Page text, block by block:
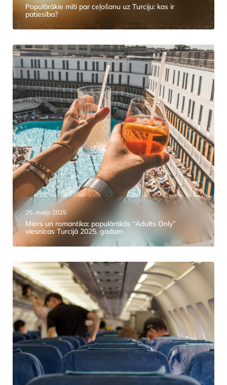
Populārākie mīti par ceļošanu uz Turciju: kas ir
patiesība?
25. maijs 2025
Miers un romantika: populārākās “Adults Only”
viesnīcas Turcijā 2025. gadam